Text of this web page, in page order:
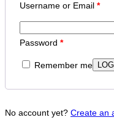
Username or Email *
Password *
Remember me
No account yet? Create an